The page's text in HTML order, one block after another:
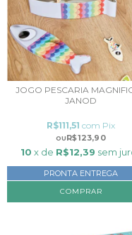
JOGO PESCARIA
JANOD
R$123,90
R$111,51 com Pix
10 x de R$12,39 sem
PRONTA ENTREGA